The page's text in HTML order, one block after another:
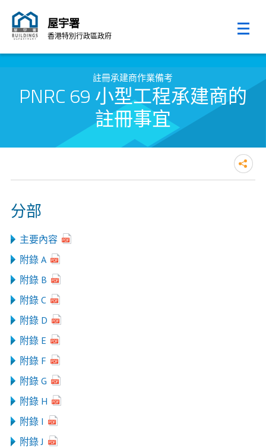
屋宇署
香港特別行政區政府
註冊承建商作業備考
PNRC 69 小型工程承建商的
註冊事宜
分部
主要內容
附錄 A
附錄 B
附錄 C
附錄 D
附錄 E
附錄 F
附錄 G
附錄 H
附錄 I
附錄 J